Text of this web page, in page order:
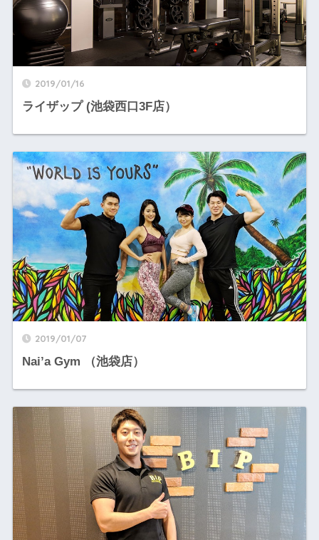
2019/01/16
ライザップ (池袋西口3F店）
2019/01/07
Nai’a Gym （池袋店）